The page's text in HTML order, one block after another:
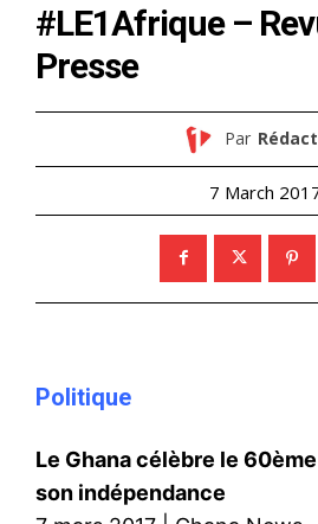
#LE1Afrique –
Presse
Par
7 March
Politique
Le Ghana célèbre le
son indépendance